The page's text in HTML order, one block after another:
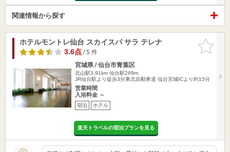
関連情報から探す
お気に入
りに追加
ホテルモントレ仙台 スカイスパ サラ テレナ
3.6点/ 5 件
宮城県 / 仙台市青葉区
北山駅3.91km 仙台駅269m
JR仙台駅より徒歩3分東北自動車道 仙台宮城ICより約15分
営業時間
入浴料金 ～
宿泊 ホテル
楽天トラベルの宿泊プランを見る